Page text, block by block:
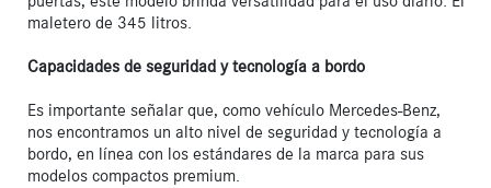
maletero de 345 litros.
Capacidades de seguridad y tecnología a bordo
Es importante señalar que, como vehículo Mercedes-Benz,
nos encontramos un alto nivel de seguridad y tecnología a
bordo, en línea con los estándares de la marca para sus
modelos compactos premium.